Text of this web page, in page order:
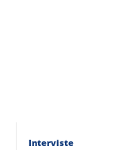
Interviste